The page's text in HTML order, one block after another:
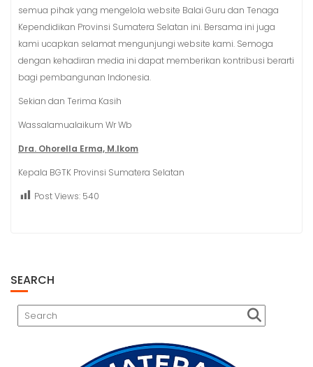
semua pihak yang mengelola website Balai Guru dan Tenaga
Kependidikan Provinsi Sumatera Selatan ini. Bersama ini juga
kami ucapkan selamat mengunjungi website kami. Semoga
dengan kehadiran media ini dapat memberikan kontribusi berarti
bagi pembangunan Indonesia.
Sekian dan Terima Kasih
Wassalamualaikum Wr Wb
Dra. Ohorella Erma, M.Ikom
Kepala BGTK Provinsi Sumatera Selatan
Post Views: 540
SEARCH